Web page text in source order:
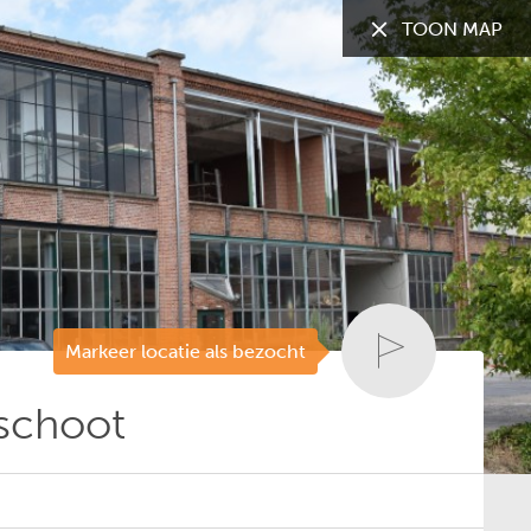
TOON: Alle gemeenten
Markeer locatie als bezocht
TOON MAP